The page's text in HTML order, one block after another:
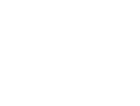
de girasol